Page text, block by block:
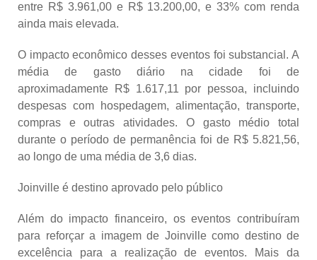
entre R$ 3.961,00 e R$ 13.200,00, e 33% com renda
ainda mais elevada.
O impacto econômico desses eventos foi substancial. A
média de gasto diário na cidade foi de
aproximadamente R$ 1.617,11 por pessoa, incluindo
despesas com hospedagem, alimentação, transporte,
compras e outras atividades. O gasto médio total
durante o período de permanência foi de R$ 5.821,56,
ao longo de uma média de 3,6 dias.
Joinville é destino aprovado pelo público
Além do impacto financeiro, os eventos contribuíram
para reforçar a imagem de Joinville como destino de
excelência para a realização de eventos. Mais da